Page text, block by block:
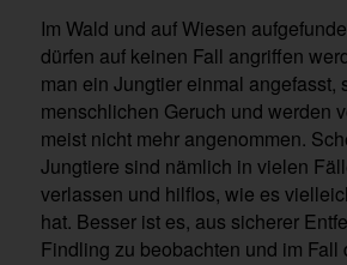
Im Wald und auf Wiesen
dürfen auf keinen Fall angriffen
man ein Jungtier einmal angefasst,
menschlichen Geruch und werden
meist nicht mehr angenommen.
Jungtiere sind nämlich in vielen
verlassen und hilflos, wie es
hat. Besser ist es, aus sicherer
Findling zu beobachten und im Fall